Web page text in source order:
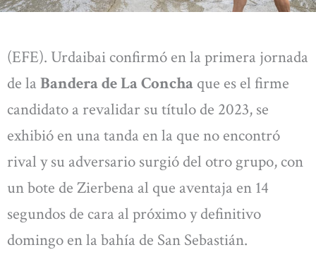
(EFE). Urdaibai confirmó en la primera jornada
de la Bandera de La Concha que es el firme
candidato a revalidar su título de 2023, se
exhibió en una tanda en la que no encontró
rival y su adversario surgió del otro grupo, con
un bote de Zierbena al que aventaja en 14
segundos de cara al próximo y definitivo
domingo en la bahía de San Sebastián.